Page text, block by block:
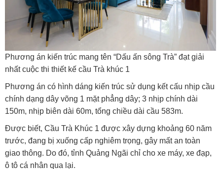
Phương án kiến trúc mang tên “Dấu ấn sông Trà” đạt giải
nhất cuộc thi thiết kế cầu Trà khúc 1
Phương án có hình dáng kiến trúc sử dụng kết cấu nhịp cầu
chính dạng dây võng 1 mặt phẳng dây; 3 nhịp chính dài
150m, nhịp biên dài 60m, tổng chiều dài cầu 583m.
Được biết, Cầu Trà Khúc 1 được xây dựng khoảng 60 năm
trước, đang bị xuống cấp nghiêm trọng, gây mất an toàn
giao thông. Do đó, tỉnh Quảng Ngãi chỉ cho xe máy, xe đạp,
ô tô cá nhân qua lại.